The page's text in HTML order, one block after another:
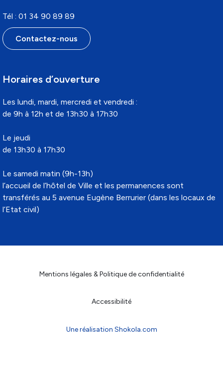
Tél : 01 34 90 89 89
Contactez-nous
Horaires d’ouverture
Les lundi, mardi, mercredi et vendredi :
de 9h à 12h et de 13h30 à 17h30
Le jeudi
de 13h30 à 17h30
Le samedi matin (9h-13h)
l’accueil de l’hôtel de Ville et les permanences sont
transférés au 5 avenue Eugène Berrurier (dans les locaux de
l’Etat civil)
Mentions légales & Politique de confidentialité
Accessibilité
Une réalisation Shokola.com